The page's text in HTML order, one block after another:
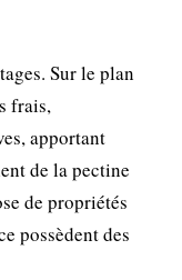
Sur le plan
frais,
apportant
de la pectine
de propriétés
possèdent des